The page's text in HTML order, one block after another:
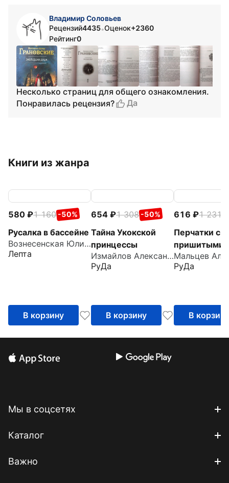
Владимир Соловьев
Рецензий4435•Оценок+2360
Рейтинг0
Несколько страниц для общего ознакомления.
Понравилась рецензия?
Да
Книги из жанра
580 1 160 -50%
Русалка в бассейне
Вознесенская Юлия Николаевна
Лепта
В корзину
654 1 308 -50%
Тайна Укокской
принцессы
Измайлов Александр
РуДа
В корзину
616 1 231
Перчатки с
пришитыми
пальцами
РуДа
В корзину
Мы в соцсетях
Каталог
Важно